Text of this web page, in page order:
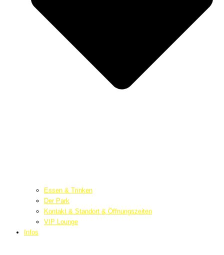
Essen & Trinken
Der Park
Kontakt & Standort & Öffnungszeiten
VIP Lounge
Infos